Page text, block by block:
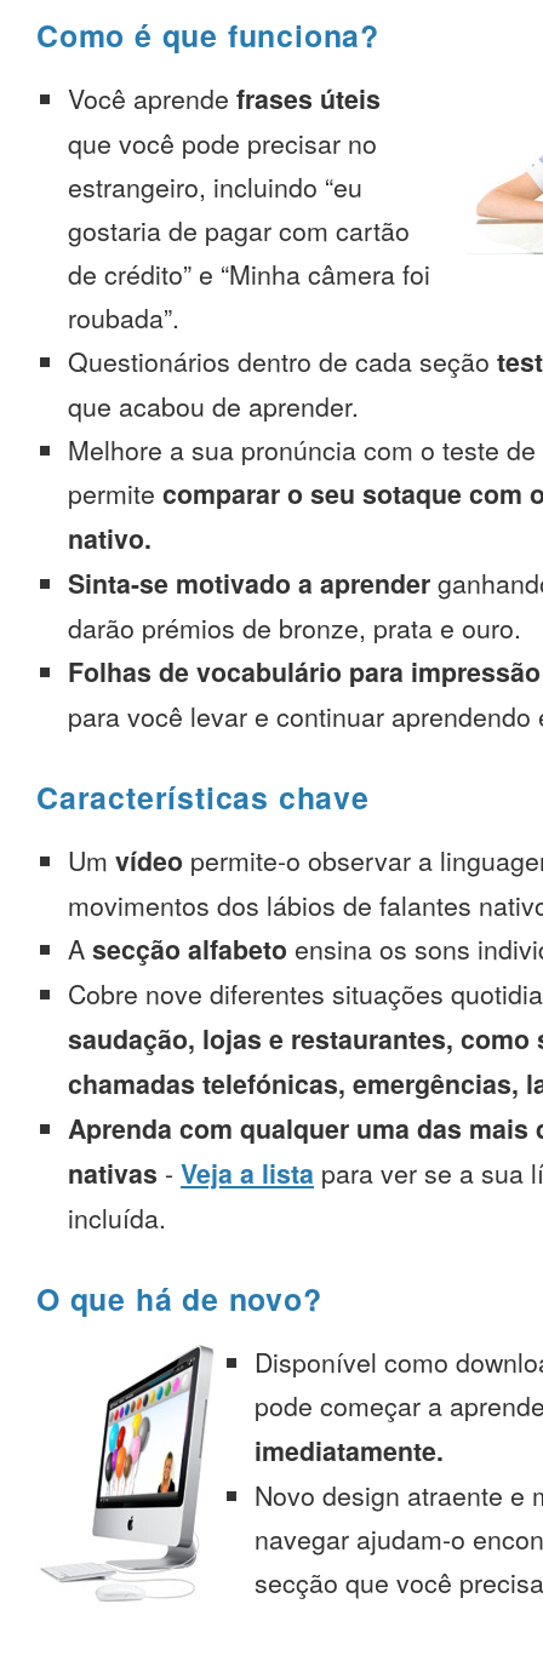
Como é que funciona?
Você aprende frases úteis
que você pode precisar no
estrangeiro, incluindo “eu
gostaria de pagar com cartão
de crédito” e “Minha câmera foi
roubada”.
Questionários dentro de cada seção
que acabou de aprender.
Melhore a sua pronúncia com o teste
permite comparar o seu sotaque com
nativo.
Sinta-se motivado a aprender
darão prémios de bronze, prata e ouro.
Folhas de vocabulário para impressão
para você levar e continuar aprendendo
Características chave
Um vídeo permite-o observar a
movimentos dos lábios de falantes
A secção alfabeto ensina os sons
Cobre nove diferentes situações
saudação, lojas e restaurantes, como
chamadas telefónicas, emergências,
Aprenda com qualquer uma das mais
nativas - Veja a lista para ver se a sua
incluída.
O que há de novo?
Disponível como
pode começar a
imediatamente.
Novo design atraente e
navegar ajudam-o
secção que você